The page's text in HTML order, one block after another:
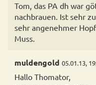
Tom, das PA dh war
nachbrauen. Ist sehr
sehr angenehmer
Muss.
muldengold 05.01.13,
Hallo Thomator,